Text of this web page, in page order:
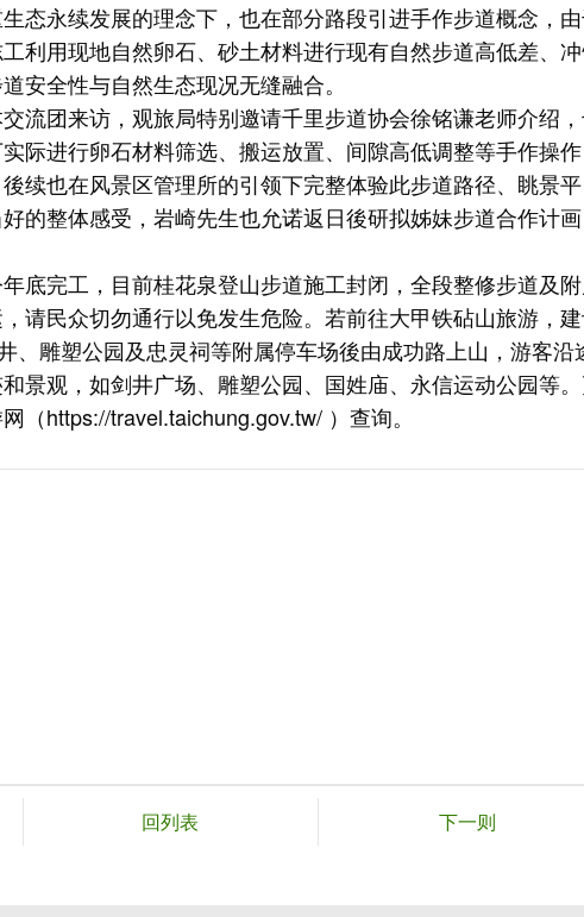
态永续发展的理念下，也在部分路段引进手作步道概念，
利用现地自然卵石、砂土材料进行现有自然步道高低差、
安全性与自然生态现况无缝融合。
流团来访，观旅局特别邀请千里步道协会徐铭谦老师介绍
际进行卵石材料筛选、搬运放置、间隙高低调整等手作操作
续也在风景区管理所的引领下完整体验此步道路径、眺景平
的整体感受，岩崎先生也允诺返日後研拟姊妹步道合作计画
底完工，目前桂花泉登山步道施工封闭，全段整修步道及
请民众切勿通行以免发生危险。若前往大甲铁砧山旅游，
、雕塑公园及忠灵祠等附属停车场後由成功路上山，游客沿
景观，如剑井广场、雕塑公园、国姓庙、永信运动公园等
（https://travel.taichung.gov.tw/ ）查询。
回列表 下一则